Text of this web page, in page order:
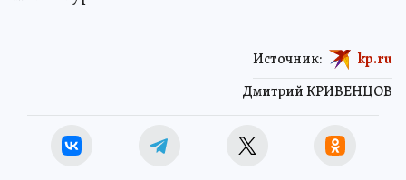
Дмитрий КРИВЕНЦОВ
Источник: kp.ru